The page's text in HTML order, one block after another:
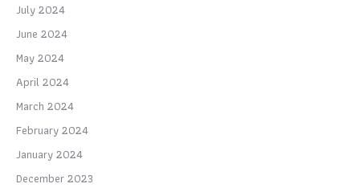
July 2024
June 2024
May 2024
April 2024
March 2024
February 2024
January 2024
December 2023